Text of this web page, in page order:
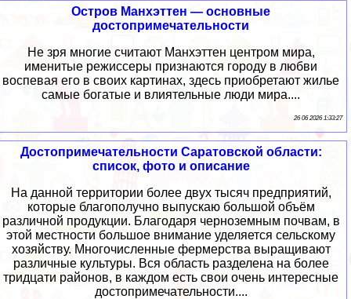
Остров Манхэттен — основные
достопримечательности
Не зря многие считают Манхэттен центром мира,
именитые режиссеры признаются городу в любви
воспевая его в своих картинах, здесь приобретают жилье
самые богатые и влиятельные люди мира....
26 06 2026 1:33:27
Достопримечательности Саратовской области:
список, фото и описание
На данной территории более двух тысяч предприятий,
которые благополучно выпускаю большой объём
различной продукции. Благодаря черноземным почвам, в
этой местности большое внимание уделяется сельскому
хозяйству. Многочисленные фермерства выращивают
различные культуры. Вся область разделена на более
тридцати районов, в каждом есть свои очень интересные
достопримечательности....